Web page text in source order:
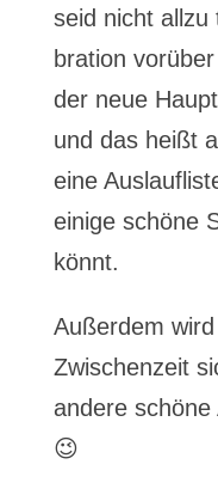
seid nicht allzu
bration
der neue
und das heißt
eine
einige schöne
könnt.
Außerdem
Zwischenzeit
andere schöne
😉